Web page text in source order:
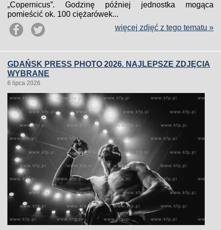
„Copernicus”. Godzinę później jednostka mogąca
pomieścić ok. 100 ciężarówek...
więcej zdjęć z tego tematu »
GDAŃSK PRESS PHOTO 2026. NAJLEPSZE ZDJĘCIA
WYBRANE
6 lipca 2026